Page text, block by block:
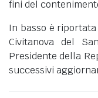
fini del
In basso è
Civitanova del
Presidente della
successivi